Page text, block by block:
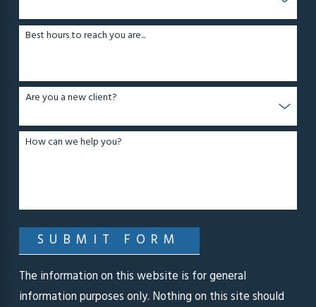
Best hours to reach you are...
Are you a new client?
How can we help you?
SUBMIT FORM
The information on this website is for general
information purposes only. Nothing on this site should